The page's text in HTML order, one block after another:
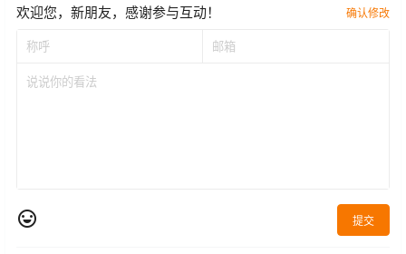
欢迎您，新朋友，感谢参与互动！ 确认修改
提交